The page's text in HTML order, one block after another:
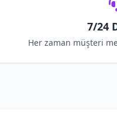
7/24
Her zaman müşteri